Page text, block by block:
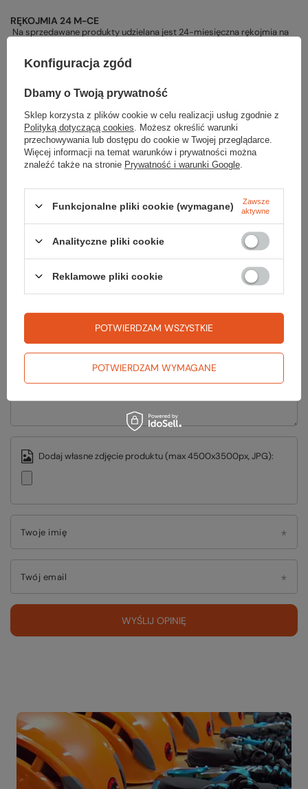
RĘKOJMIA 24 M-CE
Na sprzedawane produkty udzielana jest 24-miesięczna rękojmia na
PODMIOT ODPOWIEDZIALNY ZA TEN PRODUKT NA TERENIE UE
Potrzebujesz pomocy? Masz pytania?
Zadaj pytanie a my odpowiemy niezwłocznie, najciekawsze pytania i
odpowiedzi publikując dla innych.
ZADAJ PYTANIE
Napisz swoją opinię
Twoja ocena:
5/5
Treść twojej opinii
Dodaj własne zdjęcie produktu (max 4500x3500px, JPG):
Twoje imię
Twój email
WYŚLIJ OPINIĘ
Konfiguracja zgód
Dbamy o Twoją prywatność
Sklep korzysta z plików cookie w celu realizacji usług zgodnie z
Polityką dotyczącą cookies . Możesz określić warunki
przechowywania lub dostępu do cookie w Twojej przeglądarce.
Więcej informacji na temat warunków i prywatności można
znaleźć także na stronie Prywatność i warunki Google
Funkcjonalne pliki cookie (wymagane)
Zawsze
aktywne
Analityczne pliki cookie
Reklamowe pliki cookie
POTWIERDZAM WYMAGANE
POTWIERDZAM WSZYSTKIE